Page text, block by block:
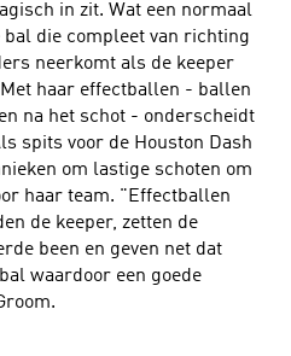
in zit. Wat een normaal
die compleet van richting
neerkomt als de keeper
haar effectballen - ballen
na het schot - onderscheidt
spits voor de Houston Dash
om lastige schoten om
haar team. "Effectballen
de keeper, zetten de
been en geven net dat
waardoor een goede